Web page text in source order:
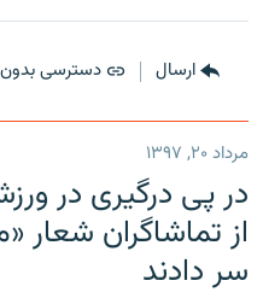
ارسال دسترسی
مرداد ۲۰, ۱۳۹۷
در پی درگیری در
از تماشاگران شعار
سر دادند